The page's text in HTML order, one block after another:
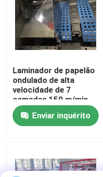
Controle de qualidade
Contacte-nos
Notícias
Casos
Máquina do laminador
Laminador de papelão
ondulado de alta
velocidade de 7
camadas 150 m/min
DX-1450
Enviar inquérito